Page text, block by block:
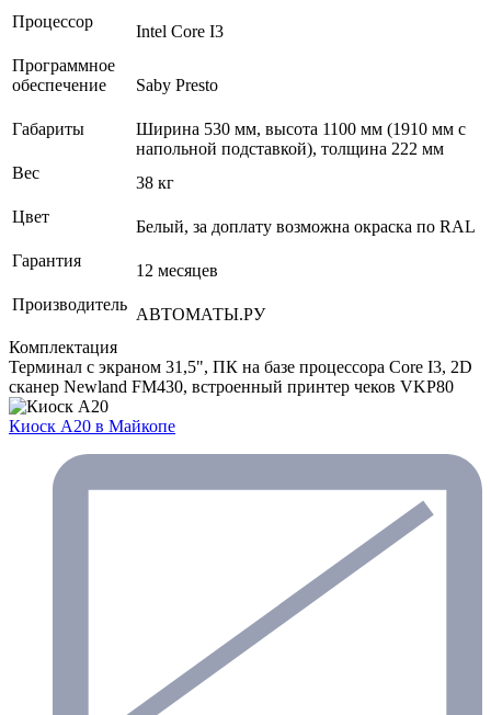
Процессор
Intel Core I3
Программное
обеспечение
Saby Presto
Габариты
Ширина 530 мм, высота 1100 мм (1910 мм с
напольной подставкой), толщина 222 мм
Вес
38 кг
Цвет
Белый, за доплату возможна окраска по RAL
Гарантия
12 месяцев
Производитель
АВТОМАТЫ.РУ
Комплектация
Терминал с экраном 31,5", ПК на базе процессора Core I3, 2D
сканер Newland FM430, встроенный принтер чеков VKP80
Киоск А20 в Майкопе